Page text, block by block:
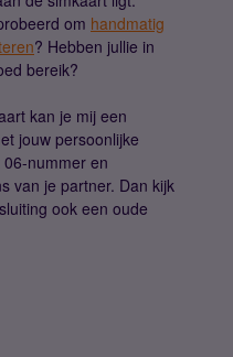
om handmatig
? Hebben jullie in
bereik?
kan je mij een
jouw persoonlijke
nummer en
van je partner. Dan kijk
ook een oude